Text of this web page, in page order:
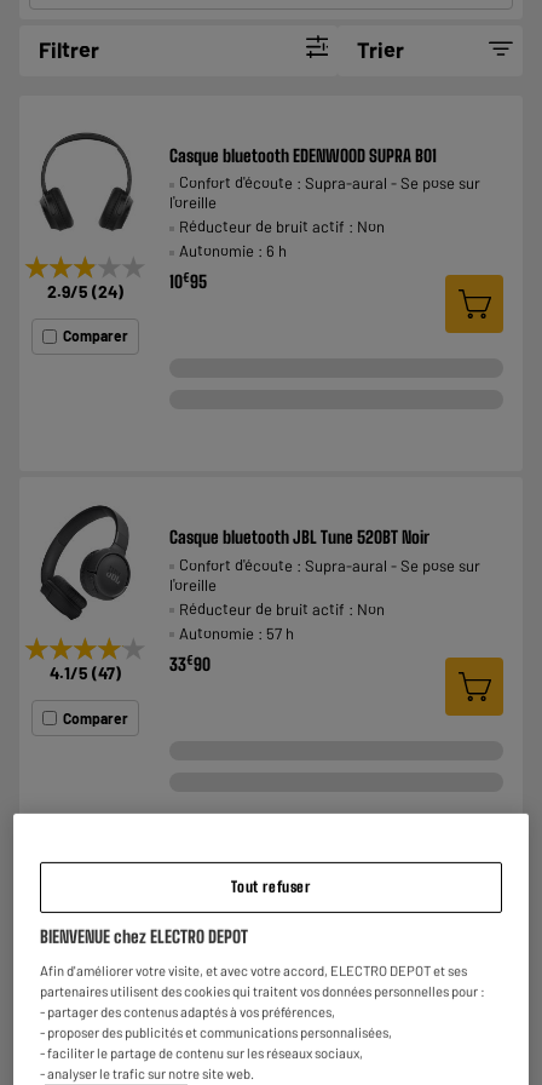
Filtrer Trier
★★★★★
★★★★★
2.9/5 (24)
Comparer
Casque bluetooth EDENWOOD SUPRA B01
Confort d'écoute : Supra-aural - Se pose sur
l'oreille
Réducteur de bruit actif : Non
Autonomie : 6 h
10€95
★★★★★
★★★★★
4.1/5 (47)
Comparer
Casque bluetooth JBL Tune 520BT Noir
Confort d'écoute : Supra-aural - Se pose sur
l'oreille
Réducteur de bruit actif : Non
Autonomie : 57 h
33€90
★★★★★
★★★★★
4.5/5(59)
Casque Bluetooth JVC HA-S36W-B-U
Confort d'écoute : Supra-aural - Se pose sur
l'oreille
Réducteur de bruit actif : Non
Autonomie : 35 h
€ 99
Tout refuser
BIENVENUE chez ELECTRO DEPOT
Afin d'améliorer votre visite, et avec votre accord, ELECTRO DEPOT et ses
partenaires utilisent des cookies qui traitent vos données personnelles pour :
- partager des contenus adaptés à vos préférences,
- proposer des publicités et communications personnalisées,
- faciliter le partage de contenu sur les réseaux sociaux,
- analyser le trafic sur notre site web.